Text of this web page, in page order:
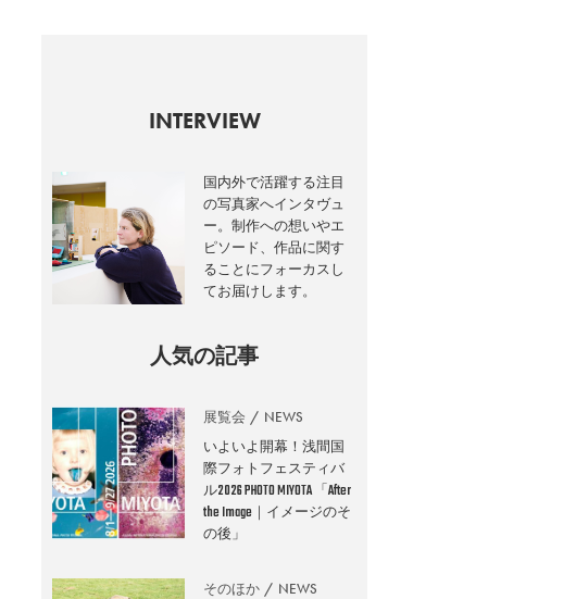
INTERVIEW
国内外で活躍する注目
の写真家へインタヴュ
ー。制作への想いやエ
ピソード、作品に関す
ることにフォーカスし
てお届けします。
人気の記事
展覧会 NEWS
いよいよ開幕！浅間国
際フォトフェスティバ
ル2026 PHOTO MIYOTA 「After
the Image｜イメージのそ
の後」
そのほか NEWS